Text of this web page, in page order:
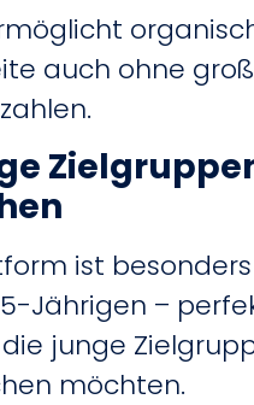
auch ohne
ist
Jährigen –
junge
möchten.